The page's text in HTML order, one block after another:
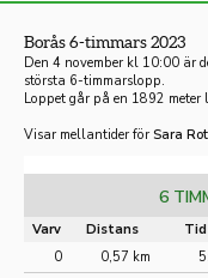
Borås 6-timmars 2023
Den 4 november kl 10:00 är
största 6-timmarslopp.
Loppet går på en 1892
Visar mellantider för Sara
6
Varv Distans Tid
0
0,57 km